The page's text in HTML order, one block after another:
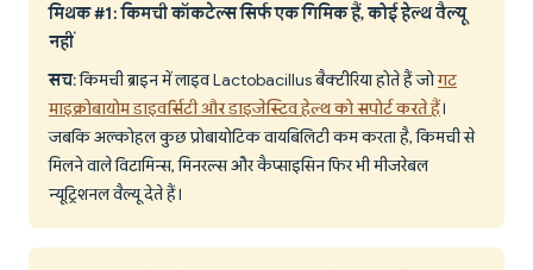
मिथक #1: किमची कॉकटेल्स सिर्फ एक गिमिक हैं, कोई हेल्थ वैल्यू
नहीं
सच: किमची ब्राइन में लाइव Lactobacillus बैक्टीरिया होते हैं जोगट
माइक्रोबायोम डाइवर्सिटी और डाइजेस्टिव हेल्थ को सपोर्ट करते हैं।
जबकि अल्कोहल कुछ प्रोबायोटिक वायबिलिटी कम करता है, किमची से
मिलने वाले विटामिन्स, मिनरल्स और कैप्साइसिन फिर भी मीजरेबल
न्यूट्रिशनल वैल्यू देते हैं।